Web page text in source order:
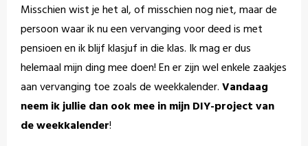
Misschien wist je het al, of misschien nog niet, maar de
persoon waar ik nu een vervanging voor deed is met
pensioen en ik blijf klasjuf in die klas. Ik mag er dus
helemaal mijn ding mee doen! En er zijn wel enkele zaakjes
aan vervanging toe zoals de weekkalender.Vandaag
neem ik jullie dan ook mee in mijn DIY-project van
de weekkalender!